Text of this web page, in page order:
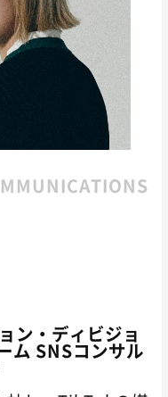
ン・ディビジョ
SNSコンサル